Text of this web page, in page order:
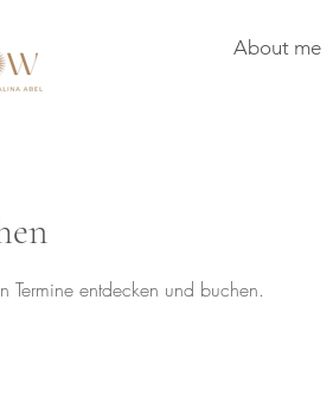
About me
Termine entdecken und buchen.